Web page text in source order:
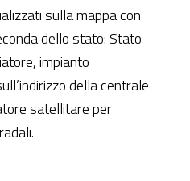
sulla mappa con
dello stato: Stato
impianto
della centrale
satellitare per